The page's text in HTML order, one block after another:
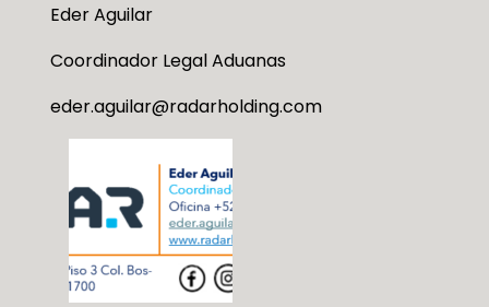
Eder Aguilar
Coordinador Legal Aduanas
eder.aguilar@radarholding.com